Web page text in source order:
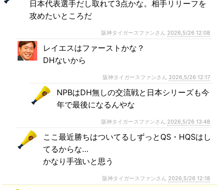
日本代表選手だし取れて3点かな。相手リリーフを
攻めたいところだ
阪神タイガースファンさん 2026,5/26 12:08
レイエスはファーストかな？
DHないから
阪神タイガースファンさん 2026,5/26 12:17
NPBはDH無しの交流戦と日本シリーズも今
年で最後になるんやな
阪神タイガースファンさん 2026,5/26 13:48
ここ最近勝ちはついてるしずっとQS・HQSはし
てるからな…
かなり手強いと思う
阪神タイガースファンさん 2026,5/26 12:18